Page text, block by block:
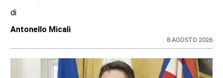
di
Antonello Micali
8 AGOSTO 2026